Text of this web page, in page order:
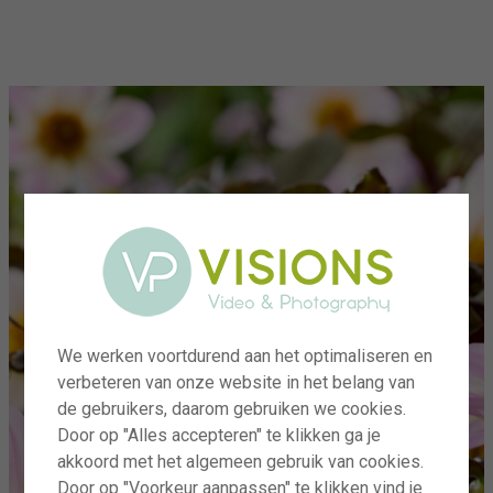
We werken voortdurend aan het optimaliseren en
verbeteren van onze website in het belang van
de gebruikers, daarom gebruiken we cookies.
Door op "Alles accepteren" te klikken ga je
akkoord met het algemeen gebruik van cookies.
Door op "Voorkeur aanpassen" te klikken vind je